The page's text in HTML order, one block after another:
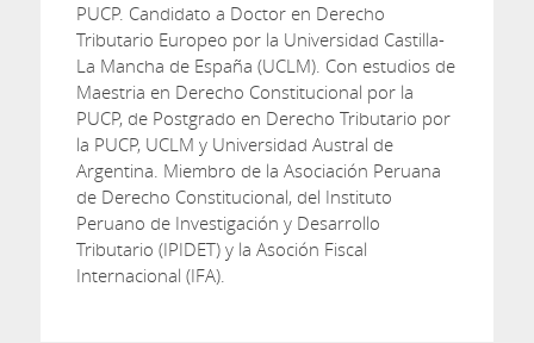
PUCP. Candidato a Doctor en Derecho
Tributario Europeo por la Universidad Castilla-
La Mancha de España (UCLM). Con estudios de
Maestria en Derecho Constitucional por la
PUCP, de Postgrado en Derecho Tributario por
la PUCP, UCLM y Universidad Austral de
Argentina. Miembro de la Asociación Peruana
de Derecho Constitucional, del Instituto
Peruano de Investigación y Desarrollo
Tributario (IPIDET) y la Asoción Fiscal
Internacional (IFA).